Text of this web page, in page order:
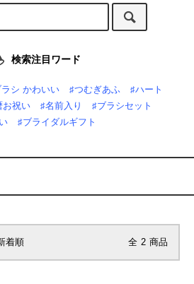
検索注目ワード
シ かわいい ♯つむぎあふ
♯ハート
お祝い ♯名前入り
♯ブラシセット
♯ブライダルギフト
着順 全 2 商品